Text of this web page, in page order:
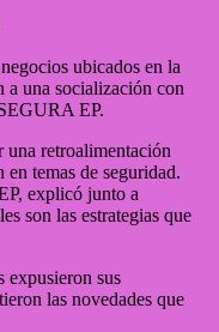
ubicados en la
a una socialización con
EP.
una retroalimentación
en temas de seguridad.
explicó junto a
son las estrategias que
expusieron sus
las novedades que